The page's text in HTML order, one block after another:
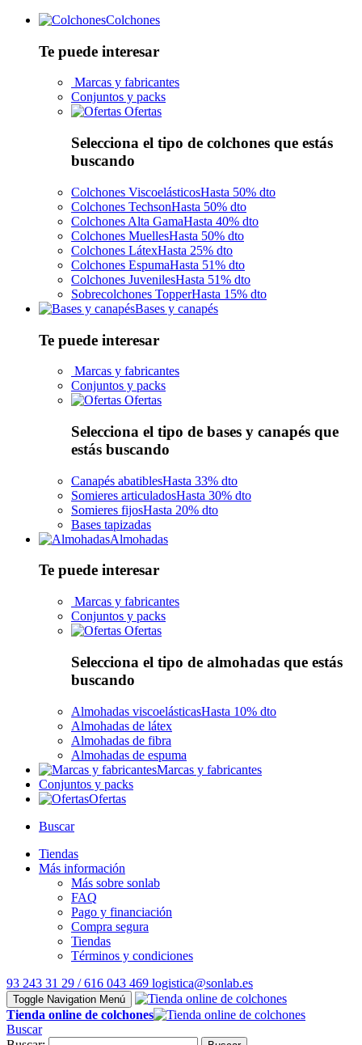
Colchones
Te puede interesar
Marcas y fabricantes
Conjuntos y packs
Ofertas
Selecciona el tipo de colchones que estás
buscando
Colchones ViscoelásticosHasta 50% dto
Colchones TechsonHasta 50% dto
Colchones Alta GamaHasta 40% dto
Colchones MuellesHasta 50% dto
Colchones LátexHasta 25% dto
Colchones EspumaHasta 51% dto
Colchones JuvenilesHasta 51% dto
Sobrecolchones TopperHasta 15% dto
Bases y canapés
Te puede interesar
Marcas y fabricantes
Conjuntos y packs
Ofertas
Selecciona el tipo de bases y canapés que
estás buscando
Canapés abatiblesHasta 33% dto
Somieres articuladosHasta 30% dto
Somieres fijosHasta 20% dto
Bases tapizadas
Almohadas
Te puede interesar
Marcas y fabricantes
Conjuntos y packs
Ofertas
Selecciona el tipo de almohadas que estás
buscando
Almohadas viscoelásticasHasta 10% dto
Almohadas de látex
Almohadas de fibra
Almohadas de espuma
Marcas y fabricantes
Conjuntos y packs
Ofertas
Buscar
Tiendas
Más información
Más sobre sonlab
FAQ
Pago y financiación
Compra segura
Tiendas
Términos y condiciones
93 243 31 29 / 616 043 469 logistica@sonlab.es
Toggle Navigation Menú
Tienda online de colchones
Buscar